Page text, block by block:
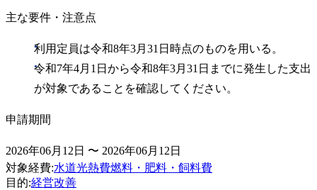
主な要件・注意点
利用定員は令和8年3月31日時点のものを用いる。
令和7年4月1日から令和8年3月31日までに発生した支出
が対象であることを確認してください。
申請期間
2026年06月12日 〜 2026年06月12日
対象経費:水道光熱費燃料・肥料・飼料費
目的:経営改善